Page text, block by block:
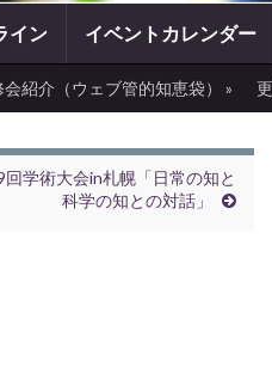
イン イベントカレンダー
紹介（ウェブ管的知恵袋） »
学術大会in札幌「日常の知と
科学の知との対話」